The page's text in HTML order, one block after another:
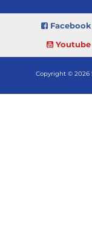
Facebook
Youtube
Copyright © 2026